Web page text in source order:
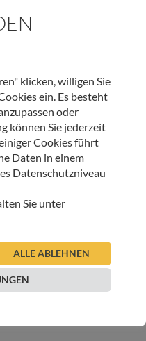
klicken, willigen Sie
ein. Es besteht
oder
können Sie jederzeit
Cookies führt
Daten in einem
Datenschutzniveau
Sie unter
ALLE ABLEHNEN